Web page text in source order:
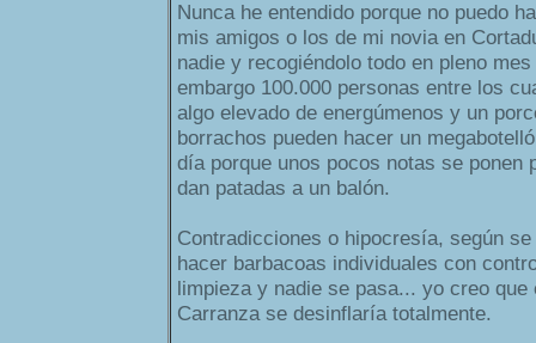
Nunca he entendido porque no puedo
mis amigos o los de mi novia en
nadie y recogiéndolo todo en pleno
embargo 100.000 personas entre los
algo elevado de energúmenos y un
borrachos pueden hacer un
día porque unos pocos notas se ponen
dan patadas a un balón.
Contradicciones o hipocresía, según
hacer barbacoas individuales con
limpieza y nadie se pasa... yo creo que
Carranza se desinflaría totalmente.